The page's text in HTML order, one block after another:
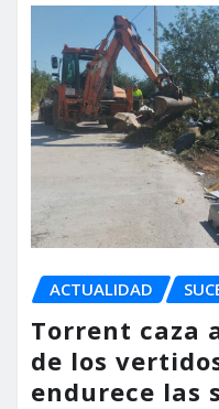
ACTUALIDAD
Torrent caza
de los
endurece las